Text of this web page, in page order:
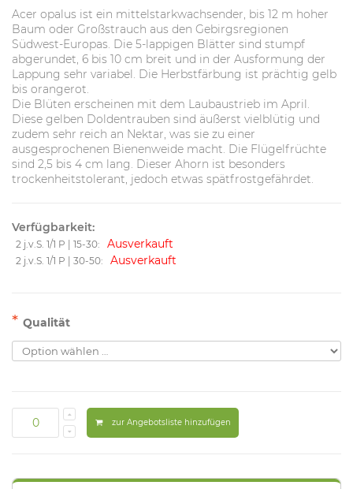
Acer opalus ist ein mittelstarkwachsender, bis 12 m hoher
Baum oder Großstrauch aus den Gebirgsregionen
Südwest-Europas. Die 5-lappigen Blätter sind stumpf
abgerundet, 6 bis 10 cm breit und in der Ausformung der
Lappung sehr variabel. Die Herbstfärbung ist prächtig gelb
bis orangerot.
Die Blüten erscheinen mit dem Laubaustrieb im April.
Diese gelben Doldentrauben sind äußerst vielblütig und
zudem sehr reich an Nektar, was sie zu einer
ausgesprochenen Bienenweide macht. Die Flügelfrüchte
sind 2,5 bis 4 cm lang. Dieser Ahorn ist besonders
trockenheitstolerant, jedoch etwas spätfrostgefährdet.
Verfügbarkeit:
2 j.v.S. 1/1 P | 15-30: Ausverkauft
2 j.v.S. 1/1 P | 30-50: Ausverkauft
* Qualität
zur Angebotsliste hinzufügen